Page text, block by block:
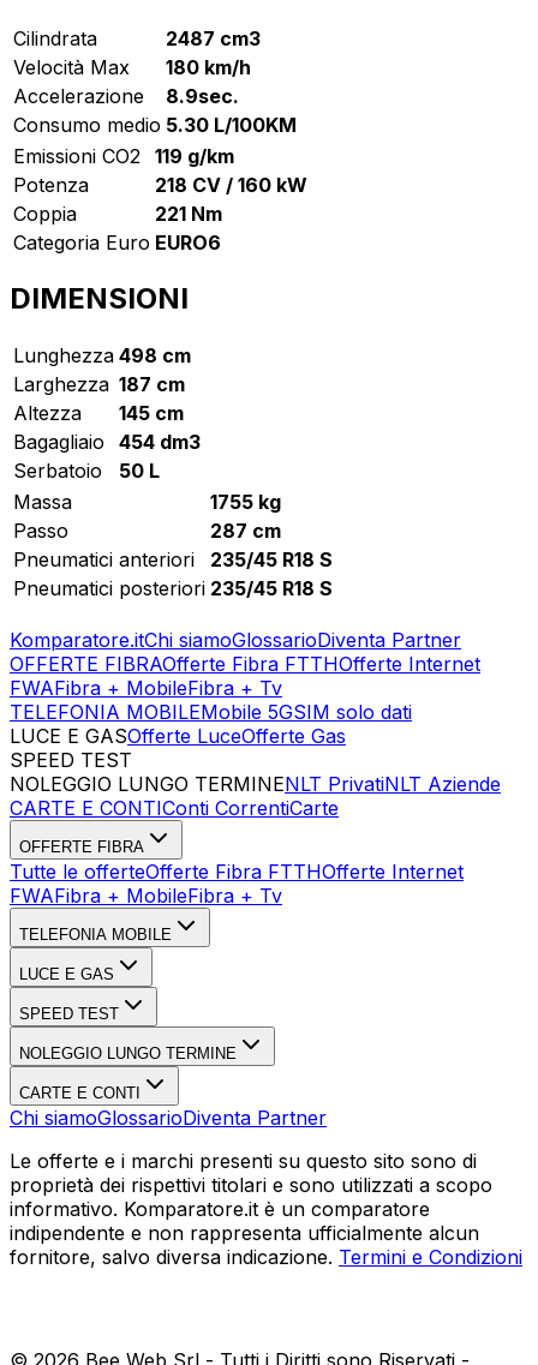
Cilindrata
2487 cm3
Velocità Max
180 km/h
Accelerazione
8.9sec.
Consumo medio 5.30 L/100KM
Emissioni CO2
119 g/km
Potenza
218 CV / 160 kW
Coppia
221 Nm
Categoria Euro EURO6
DIMENSIONI
Lunghezza 498 cm
Larghezza 187 cm
Altezza
145 cm
Bagagliaio
454 dm3
Serbatoio
50 L
Massa
1755 kg
Passo
287 cm
Pneumatici anteriori
235/45 R18 S
Pneumatici posteriori 235/45 R18 S
Komparatore.itChi siamoGlossarioDiventa Partner
OFFERTE FIBRAOfferte Fibra FTTHOfferte Internet
FWAFibra + MobileFibra + Tv
TELEFONIA MOBILEMobile 5GSIM solo dati
LUCE E GASOfferte LuceOfferte Gas
SPEED TEST
NOLEGGIO LUNGO TERMINENLT PrivatiNLT Aziende
CARTE E CONTIConti CorrentiCarte
OFFERTE FIBRA
Tutte le offerteOfferte Fibra FTTHOfferte Internet
FWAFibra + MobileFibra + Tv
TELEFONIA MOBILE
LUCE E GAS
SPEED TEST
NOLEGGIO LUNGO TERMINE
CARTE E CONTI
Chi siamoGlossarioDiventa Partner
Le offerte e i marchi presenti su questo sito sono di
proprietà dei rispettivi titolari e sono utilizzati a scopo
informativo. Komparatore.it è un comparatore
indipendente e non rappresenta ufficialmente alcun
fornitore, salvo diversa indicazione. Termini e Condizioni